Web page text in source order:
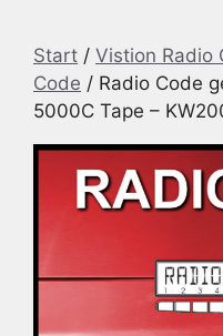
Start / Vistion Radio
Code / Radio Code
5000C Tape –